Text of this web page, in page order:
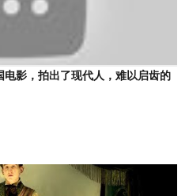
电影，拍出了现代人，难以启齿的